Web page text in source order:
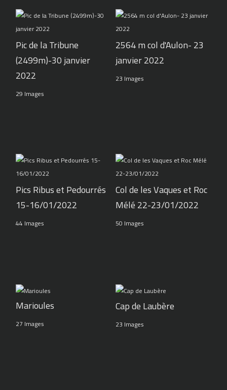
Pic de la Tribune
(2499m)-30 janvier
2022
29 Images
2564 m col d'Aulon- 23
janvier 2022
23 Images
Pics Ribus et Pedourrés
15-16/01/2022
44 Images
Col de les Vaques et Roc
Mélé 22-23/01/2022
50 Images
Marioules
27 Images
Cap de Laubère
23 Images